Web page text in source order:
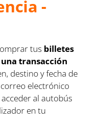
-
tus billetes
transacción
destino y fecha de
electrónico
al autobús
en tu